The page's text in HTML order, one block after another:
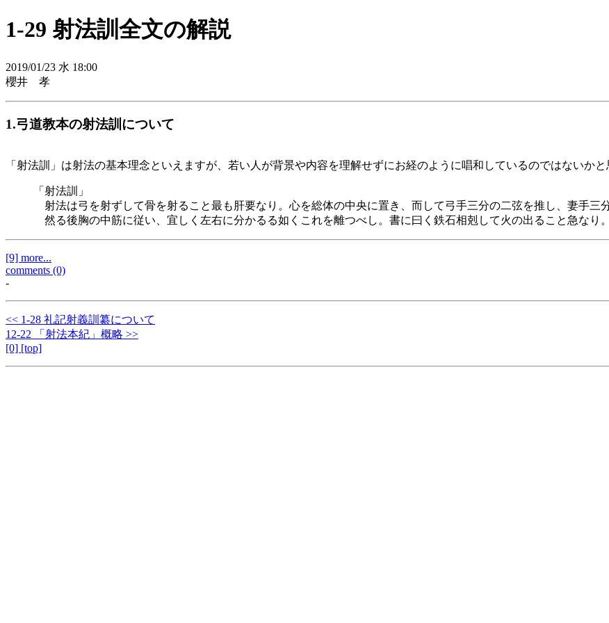
1-29 射法訓全文の解説
2019/01/23 水 18:00
櫻井 孝
1.弓道教本の射法訓について
「射法訓」は射法の基本理念といえますが、若い人が背景や内容を理解せずにお経のように唱和しているのではないか
「射法訓」
射法は弓を射ずして骨を射ること最も肝要なり。心を総体の中央に置き、而して弓手三分の二弦を推し、妻手三
然る後胸の中筋に従い、宜しく左右に分かるる如くこれを離つべし。書に曰く鉄石相剋して火の出ること急なり
[9] more...
comments (0)
-
<< 1-28 礼記射義訓纂について
12-22 「射法本紀」概略 >>
[0] [top]